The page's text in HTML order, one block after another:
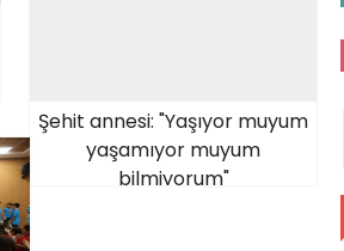
Şehit annesi: "Yaşıyor muyum
yaşamıyor muyum
bilmiyorum"